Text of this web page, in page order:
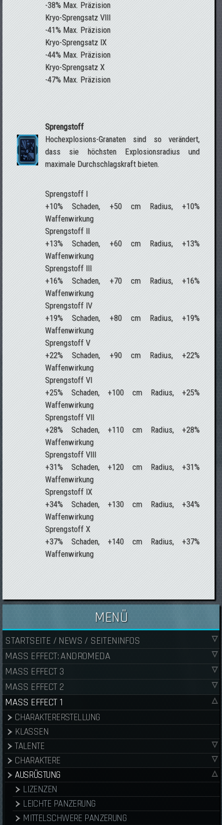
-38% Max. Präzision
Kryo-Sprengsatz VIII
-41% Max. Präzision
Kryo-Sprengsatz IX
-44% Max. Präzision
Kryo-Sprengsatz X
-47% Max. Präzision
Sprengstoff
Hochexplosions-Granaten sind so verändert,
dass sie höchsten Explosionsradius und
maximale Durchschlagskraft bieten.
Sprengstoff I
+10% Schaden, +50 cm Radius, +10%
Waffenwirkung
Sprengstoff II
+13% Schaden, +60 cm Radius, +13%
Waffenwirkung
Sprengstoff III
+16% Schaden, +70 cm Radius, +16%
Waffenwirkung
Sprengstoff IV
+19% Schaden, +80 cm Radius, +19%
Waffenwirkung
Sprengstoff V
+22% Schaden, +90 cm Radius, +22%
Waffenwirkung
Sprengstoff VI
+25% Schaden, +100 cm Radius, +25%
Waffenwirkung
Sprengstoff VII
+28% Schaden, +110 cm Radius, +28%
Waffenwirkung
Sprengstoff VIII
+31% Schaden, +120 cm Radius, +31%
Waffenwirkung
Sprengstoff IX
+34% Schaden, +130 cm Radius, +34%
Waffenwirkung
Sprengstoff X
+37% Schaden, +140 cm Radius, +37%
Waffenwirkung
MENÜ
STARTSEITE / NEWS / SEITENINFOS
MASS EFFECT: ANDROMEDA
MASS EFFECT 3
MASS EFFECT 2
MASS EFFECT 1
CHARAKTERERSTELLUNG
KLASSEN
TALENTE
CHARAKTERE
AUSRÜSTUNG
LIZENZEN
LEICHTE PANZERUNG
MITTELSCHWERE PANZERUNG